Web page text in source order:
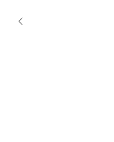
ИНН 450164920881
ОГРНИП 325450000003279